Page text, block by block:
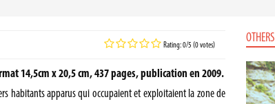
Rating: 0/5 (0 votes)
14,5cm x 20,5 cm, 437 pages, publication en 2009.
habitants apparus qui occupaient et exploitaient la zone de
OTHERS